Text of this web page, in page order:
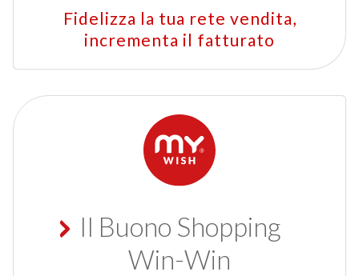
Fidelizza la tua rete vendita,
incrementa il fatturato
Il Buono Shopping
Win-Win